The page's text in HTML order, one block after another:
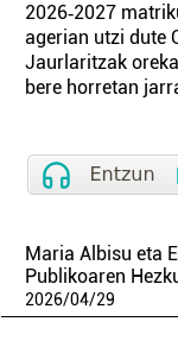
2026‑2027
agerian utzi dute
Jaurlaritzak
bere horretan
Maria Albisu eta
Publikoaren
2026/04/29